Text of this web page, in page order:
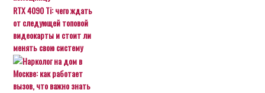
RTX 4090 Ti: чего ждать
от следующей топовой
видеокарты и стоит ли
менять свою систему